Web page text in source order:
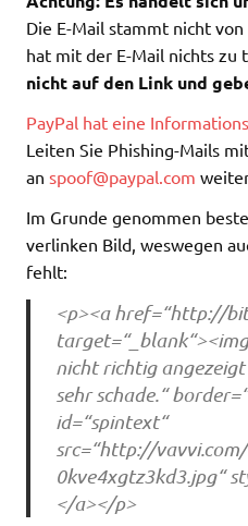
Die E-Mail stammt nicht
hat mit der E-Mail nichts zu
nicht auf den Link und
PayPal hat eine
Leiten Sie Phishing-Mails
an spoof@paypal.com
Im Grunde genommen
verlinken Bild, weswegen
fehlt:
<p><a href=“http://
nicht richtig
sehr schade.“
id=“spintext“
src=“http://
0kve4xgtz3kd3.jpg“
</a></p>